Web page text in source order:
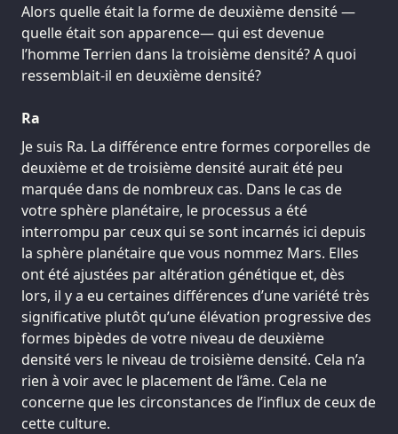
Alors quelle était la forme de deuxième densité —
quelle était son apparence— qui est devenue
l’homme Terrien dans la troisième densité? A quoi
ressemblait-il en deuxième densité?
Ra
Je suis Ra. La différence entre formes corporelles de
deuxième et de troisième densité aurait été peu
marquée dans de nombreux cas. Dans le cas de
votre sphère planétaire, le processus a été
interrompu par ceux qui se sont incarnés ici depuis
la sphère planétaire que vous nommez Mars. Elles
ont été ajustées par altération génétique et, dès
lors, il y a eu certaines différences d’une variété très
significative plutôt qu’une élévation progressive des
formes bipèdes de votre niveau de deuxième
densité vers le niveau de troisième densité. Cela n’a
rien à voir avec le placement de l’âme. Cela ne
concerne que les circonstances de l’influx de ceux de
cette culture.